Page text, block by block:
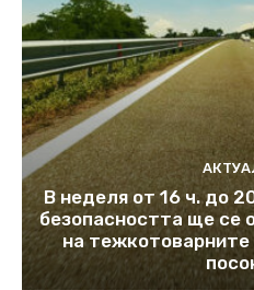
В неделя от 16 ч. до
безопасността ще се
на тежкотоварните